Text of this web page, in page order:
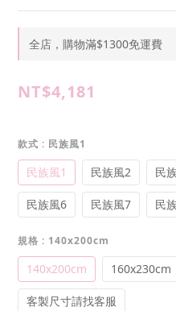
全店，購物滿$1300免運費
NT$4,181
款式 : 民族風1
民族風1 民族風2 民
民族風6 民族風7 民
規格 : 140x200cm
140x200cm 160x230cm
客製尺寸請找客服